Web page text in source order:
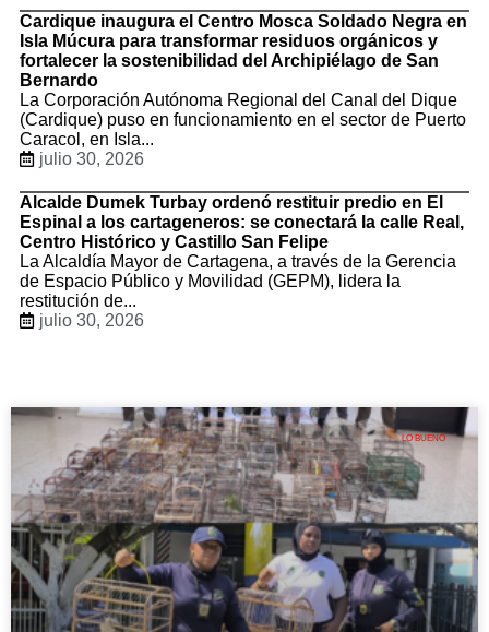
Cardique inaugura el Centro Mosca Soldado Negra en
Isla Múcura para transformar residuos orgánicos y
fortalecer la sostenibilidad del Archipiélago de San
Bernardo
La Corporación Autónoma Regional del Canal del Dique
(Cardique) puso en funcionamiento en el sector de Puerto
Caracol, en Isla...
julio 30, 2026
Alcalde Dumek Turbay ordenó restituir predio en El
Espinal a los cartageneros: se conectará la calle Real,
Centro Histórico y Castillo San Felipe
La Alcaldía Mayor de Cartagena, a través de la Gerencia
de Espacio Público y Movilidad (GEPM), lidera la
restitución de...
julio 30, 2026
LO BUENO